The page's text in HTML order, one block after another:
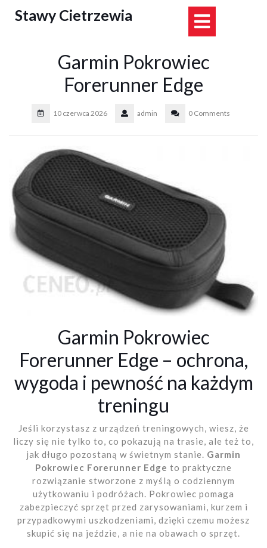
Stawy Cietrzewia
Garmin Pokrowiec
Forerunner Edge
10 czerwca 2026 admin 0 Comments
Garmin Pokrowiec
Forerunner Edge – ochrona,
wygoda i pewność na każdym
treningu
Jeśli korzystasz z urządzeń treningowych, wiesz, że
liczy się nie tylko to, co pokazują na trasie, ale też to,
jak długo pozostaną w świetnym stanie. Garmin
Pokrowiec Forerunner Edge to praktyczne
rozwiązanie stworzone z myślą o codziennym
użytkowaniu i podróżach. Pokrowiec pomaga
zabezpieczyć sprzęt przed zarysowaniami, kurzem i
przypadkowymi uszkodzeniami, dzięki czemu możesz
skupić się na jeździe, a nie na obawach o sprzęt.